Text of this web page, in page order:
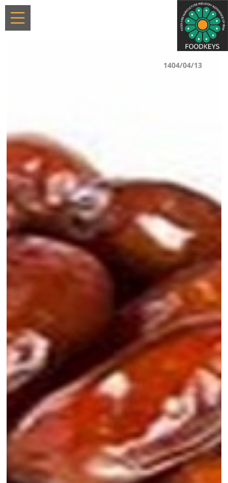
1404/04/13